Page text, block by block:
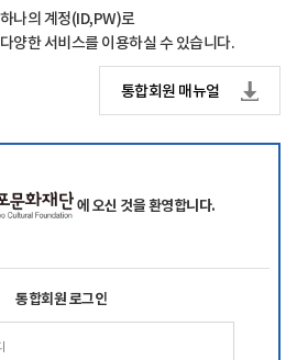
나의 계정(ID,PW)로
양한 서비스를 이용하실 수 있습니다.
통합회원 매뉴얼
에 오신 것을 환영합니다.
통합회원 로그인